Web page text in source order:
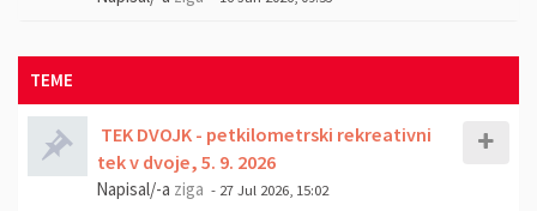
TEME
TEK DVOJK - petkilometrski rekreativni
tek v dvoje, 5. 9. 2026
Napisal/-a ziga - 27 Jul 2026, 15:02